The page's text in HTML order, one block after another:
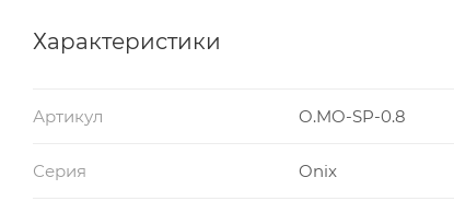
Характеристики
Артикул O.MO-SP-0.8
Серия Onix